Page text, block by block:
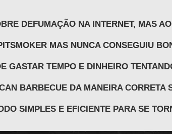
DEFUMAÇÃO NA INTERNET, MAS
MAS NUNCA CONSEGUIU
GASTAR TEMPO E DINHEIRO
BARBECUE DA MANEIRA CORRETA
SIMPLES E EFICIENTE PARA SE